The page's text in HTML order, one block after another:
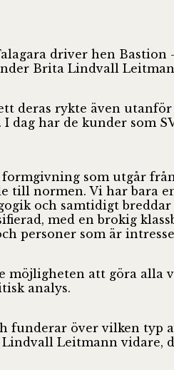
driver hen Bastion
Brita Lindvall
deras rykte även utanför
dag har de kunder som
formgivning som utgår
till normen. Vi har bara
och samtidigt
med en brokig
personer som är
möjligheten att göra alla
analys.
funderar över vilken typ
Leitmann vidare,